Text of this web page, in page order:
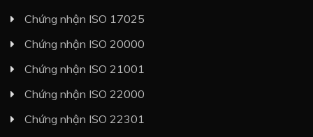
Chứng nhận ISO 17025
Chứng nhận ISO 20000
Chứng nhận ISO 21001
Chứng nhận ISO 22000
Chứng nhận ISO 22301